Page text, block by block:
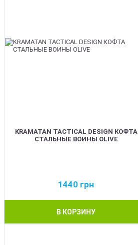
KRAMATAN TACTICAL DESIGN КОФТА
СТАЛЬНЫЕ ВОИНЫ OLIVE
1440 грн
В КОРЗИНУ